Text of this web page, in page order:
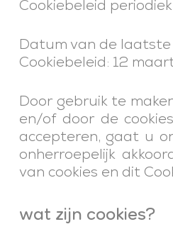
Cookiebeleid
Datum van de
Cookiebeleid: 12
Door gebruik te
en/of door de
accepteren, gaat u
onherroepelijk
van cookies en dit
wat zijn cookies?